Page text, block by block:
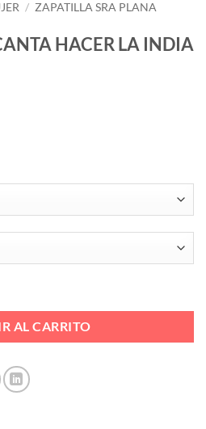
/ ZAPATILLA SRA PLANA
HACER LA INDIA
AL CARRITO